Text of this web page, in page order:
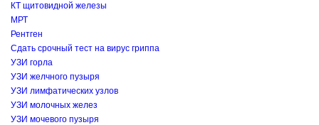
КТ щитовидной железы
МРТ
Рентген
Сдать срочный тест на вирус гриппа
УЗИ горла
УЗИ желчного пузыря
УЗИ лимфатических узлов
УЗИ молочных желез
УЗИ мочевого пузыря